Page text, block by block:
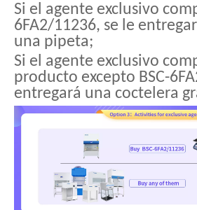
Si el agente exclusivo
6FA2/11236, se le
una pipeta;
Si el agente exclusivo
producto excepto BSC-
entregará una coctelera